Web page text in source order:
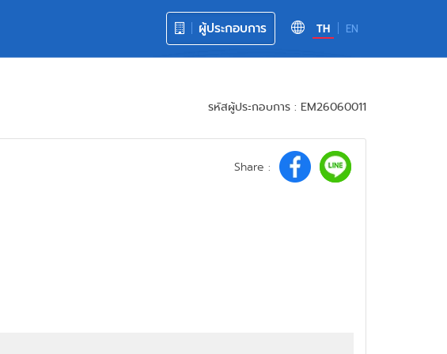
TH EN
ผู้ประกอบการ
รหัสผู้ประกอบการ : EM26060011
Share :